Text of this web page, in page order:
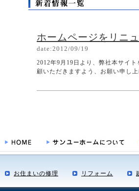
ホームページをリニ
date:2012/09/19
2012年9月19日より、弊社本サイ
顧いただきますよう、お願い申し上
お住まいの修理 リフォーム